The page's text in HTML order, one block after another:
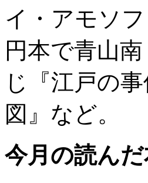
イ・アモソ
円本で青山
じ『江戸の
図』など。
今月の読んだ